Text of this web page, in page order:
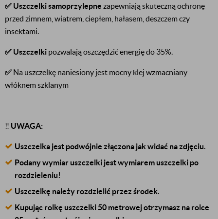
✅ Uszczelki samoprzylepne zapewniają skuteczną ochronę
przed zimnem, wiatrem, ciepłem, hałasem, deszczem czy
insektami.
✅ Uszczelki pozwalają oszczędzić energię do 35%.
✅ Na uszczelkę naniesiony jest mocny klej wzmacniany
włóknem szklanym
‼️ UWAGA:
Uszczelka jest podwójnie złączona jak widać na zdjęciu.
Podany wymiar uszczelki jest wymiarem uszczelki po
rozdzieleniu!
Uszczelkę należy rozdzielić przez środek.
Kupując rolkę uszczelki 50 metrowej otrzymasz na rolce